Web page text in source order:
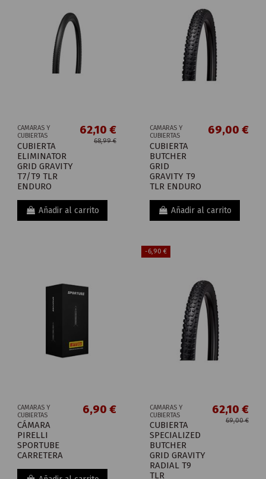
CAMARAS Y
CUBIERTAS
CUBIERTA
ELIMINATOR
GRID GRAVITY
T7/T9 TLR
ENDURO
62,10 €
68,99 €
Añadir al carrito
CAMARAS Y
CUBIERTAS
CUBIERTA
BUTCHER
GRID
GRAVITY T9
TLR ENDURO
69,00 €
Añadir al carrito
CAMARAS Y
CUBIERTAS
CÁMARA
PIRELLI
SPORTUBE
CARRETERA
6,90 €
-6,90 €
CAMARAS Y
CUBIERTAS
CUBIERTA
SPECIALIZED
BUTCHER
GRID GRAVITY
RADIAL T9
TLR
62,10 €
69,00 €